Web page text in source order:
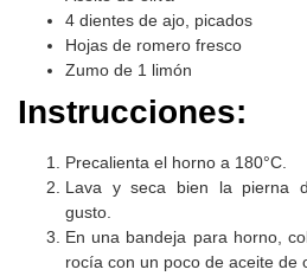
4 dientes de ajo, picados
Hojas de romero fresco
Zumo de 1 limón
Instrucciones:
Precalienta el horno a 180°C.
Lava y seca bien la pierna
gusto.
En una bandeja para horno,
rocía con un poco de aceite de